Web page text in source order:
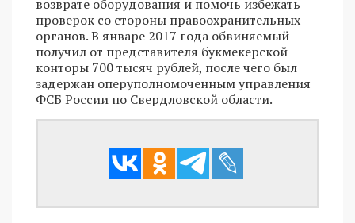
возврате оборудования и помочь избежать
проверок со стороны правоохранительных
органов. В январе 2017 года обвиняемый
получил от представителя букмекерской
конторы 700 тысяч рублей, после чего был
задержан оперуполномоченным управления
ФСБ России по Свердловской области.